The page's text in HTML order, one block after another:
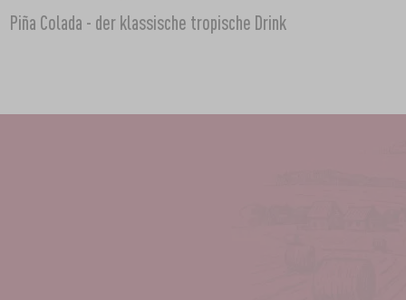
Piña Colada - der klassische tropische Drink